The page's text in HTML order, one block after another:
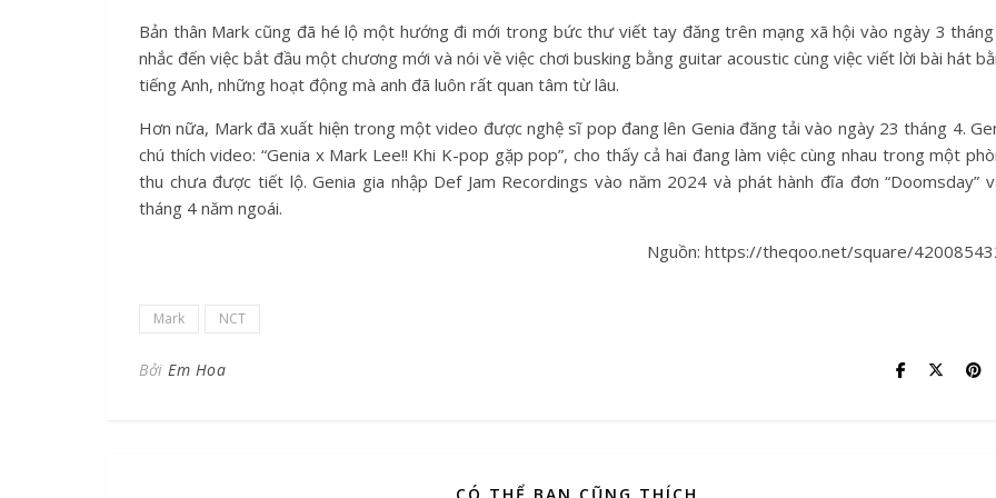
Bản thân Mark cũng đã hé lộ một hướng đi mới trong bức thư viết tay đăng trên mạng xã hội vào ngày 3
nhắc đến việc bắt đầu một chương mới và nói về việc chơi busking bằng guitar acoustic cùng việc viết lời bài hát
tiếng Anh, những hoạt động mà anh đã luôn rất quan tâm từ lâu.
Hơn nữa, Mark đã xuất hiện trong một video được nghệ sĩ pop đang lên Genia đăng tải vào ngày 23 tháng 4.
chú thích video: “Genia x Mark Lee!! Khi K-pop gặp pop”, cho thấy cả hai đang làm việc cùng nhau trong một
thu chưa được tiết lộ. Genia gia nhập Def Jam Recordings vào năm 2024 và phát hành đĩa đơn “Doomsday”
tháng 4 năm ngoái.
Nguồn: https://theqoo.net/square/
Mark NCT
Bởi Em Hoa